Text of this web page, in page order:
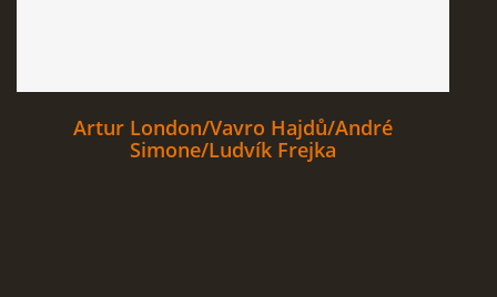
Artur London/Vavro Hajdů/André
Simone/Ludvík Frejka